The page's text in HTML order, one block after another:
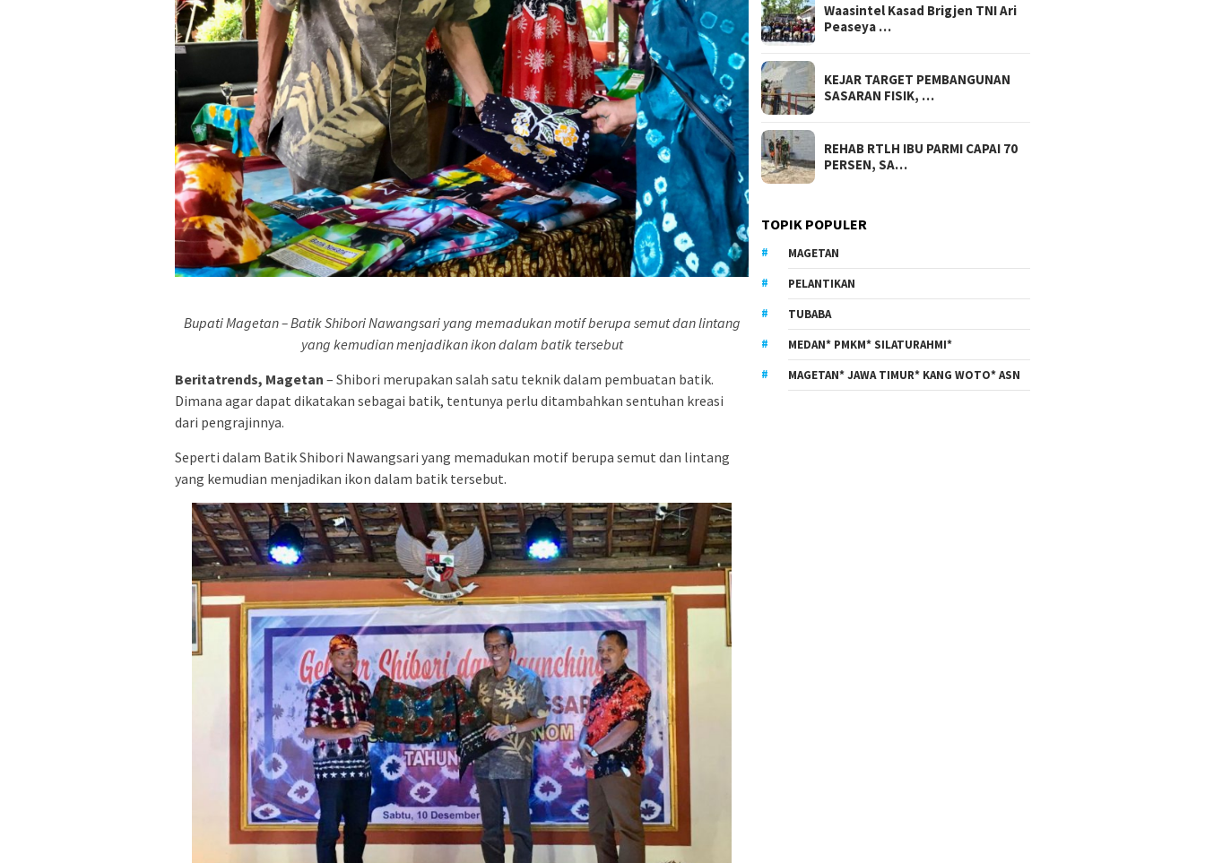
Bupati Magetan – Batik Shibori Nawangsari yang memadukan motif berupa semut dan lintang
yang kemudian menjadikan ikon dalam batik tersebut
Beritatrends, Magetan – Shibori merupakan salah satu teknik dalam pembuatan batik.
Dimana agar dapat dikatakan sebagai batik, tentunya perlu ditambahkan sentuhan kreasi
dari pengrajinnya.
Seperti dalam Batik Shibori Nawangsari yang memadukan motif berupa semut dan lintang
yang kemudian menjadikan ikon dalam batik tersebut.
Waasintel Kasad Brigjen TNI Ari
Peaseya …
KEJAR TARGET PEMBANGUNAN
SASARAN FISIK, …
REHAB RTLH IBU PARMI CAPAI 70
PERSEN, SA…
TOPIK POPULER
MAGETAN
PELANTIKAN
TUBABA
MEDAN* PMKM* SILATURAHMI*
MAGETAN* JAWA TIMUR* KANG WOTO* ASN